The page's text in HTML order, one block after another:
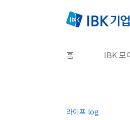
홈 IBK 모
라이프 log